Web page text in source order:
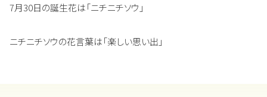
7月30日の誕生花は「ニチニチソウ」
ニチニチソウの花言葉は「楽しい思い出」